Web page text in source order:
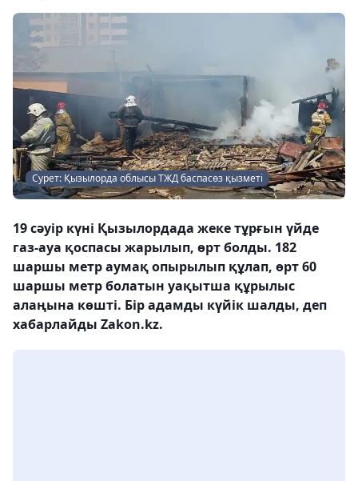
Сурет: Қызылорда облысы ТЖД баспасөз қызметі
19 сәуір күні Қызылордада жеке тұрғын үйде
газ-ауа қоспасы жарылып, өрт болды. 182
шаршы метр аумақ опырылып құлап, өрт 60
шаршы метр болатын уақытша құрылыс
алаңына көшті. Бір адамды күйік шалды, деп
хабарлайды Zakon.kz.